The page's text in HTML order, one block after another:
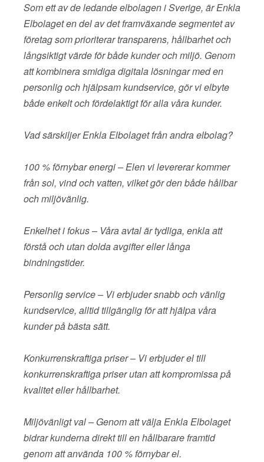
Som ett av de ledande elbolagen i Sverige, är Enkla
Elbolaget en del av det framväxande segmentet av
företag som prioriterar transparens, hållbarhet och
långsiktigt värde för både kunder och miljö. Genom
att kombinera smidiga digitala lösningar med en
personlig och hjälpsam kundservice, gör vi elbyte
både enkelt och fördelaktigt för alla våra kunder.
Vad särskiljer Enkla Elbolaget från andra elbolag?
100 % förnybar energi – Elen vi levererar kommer
från sol, vind och vatten, vilket gör den både hållbar
och miljövänlig.
Enkelhet i fokus – Våra avtal är tydliga, enkla att
förstå och utan dolda avgifter eller långa
bindningstider.
Personlig service – Vi erbjuder snabb och vänlig
kundservice, alltid tillgänglig för att hjälpa våra
kunder på bästa sätt.
Konkurrenskraftiga priser – Vi erbjuder el till
konkurrenskraftiga priser utan att kompromissa på
kvalitet eller hållbarhet.
Miljövänligt val – Genom att välja Enkla Elbolaget
bidrar kunderna direkt till en hållbarare framtid
genom att använda 100 % förnybar el.